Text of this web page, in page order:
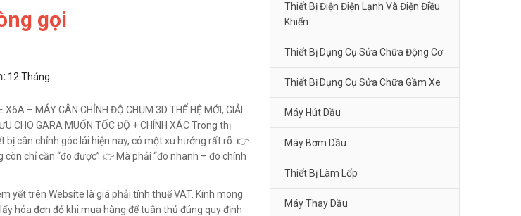
gọi
12 Tháng
X6A – MÁY CÂN CHỈNH ĐỘ CHỤM 3D THẾ HỆ MỚI, GIẢI
CHO GARA MUỐN TỐC ĐỘ + CHÍNH XÁC Trong thị
bị cân chỉnh góc lái hiện nay, có một xu hướng rất rõ: 👉
còn chỉ cần “đo được” 👉 Mà phải “đo nhanh – đo chính
yết trên Website là giá phải tính thuế VAT. Kính mong
hóa đơn đỏ khi mua hàng để tuân thủ đúng quy định
Thiết Bị Điện Điện Lạnh Và Điện Điều
Khiển
Thiết Bị Dụng Cụ Sửa Chữa Động Cơ
Thiết Bị Dụng Cụ Sửa Chữa Gầm Xe
Máy Hút Dầu
Máy Bơm Dầu
Thiết Bị Làm Lốp
Máy Thay Dầu